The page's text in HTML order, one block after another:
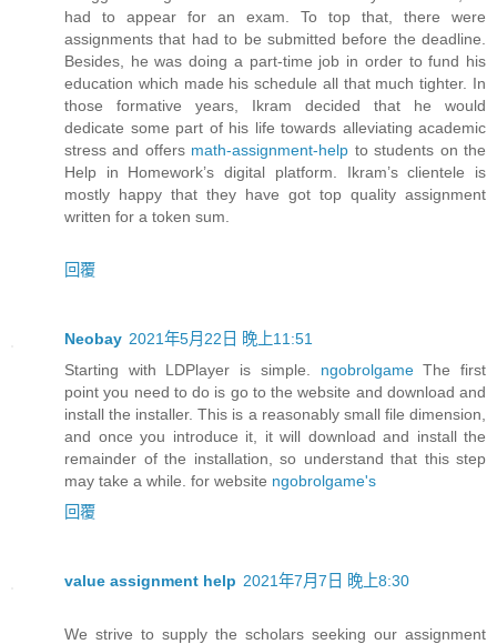
had to appear for an exam. To top that, there were
assignments that had to be submitted before the deadline.
Besides, he was doing a part-time job in order to fund his
education which made his schedule all that much tighter. In
those formative years, Ikram decided that he would
dedicate some part of his life towards alleviating academic
stress and offers math-assignment-help to students on the
Help in Homework’s digital platform. Ikram’s clientele is
mostly happy that they have got top quality assignment
written for a token sum.
回覆
Neobay 2021年5月22日 晚上11:51
Starting with LDPlayer is simple. ngobrolgameThe first
point you need to do is go to the website and download and
install the installer. This is a reasonably small file dimension,
and once you introduce it, it will download and install the
remainder of the installation, so understand that this step
may take a while. for website ngobrolgame's
回覆
value assignment help 2021年7月7日 晚上8:30
We strive to supply the scholars seeking our assignment